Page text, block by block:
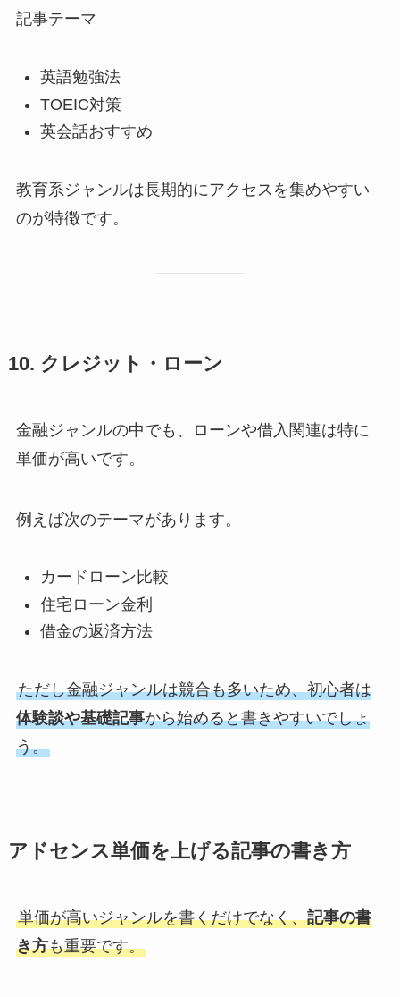
記事テーマ
英語勉強法
TOEIC対策
英会話おすすめ
教育系ジャンルは長期的にアクセスを集めやすい
のが特徴です。
10. クレジット・ローン
金融ジャンルの中でも、ローンや借入関連は特に
単価が高いです。
例えば次のテーマがあります。
カードローン比較
住宅ローン金利
借金の返済方法
ただし金融ジャンルは競合も多いため、初心者は
体験談や基礎記事から始めると書きやすいでしょ
う。
アドセンス単価を上げる記事の書き方
単価が高いジャンルを書くだけでなく、記事の書
き方も重要です。